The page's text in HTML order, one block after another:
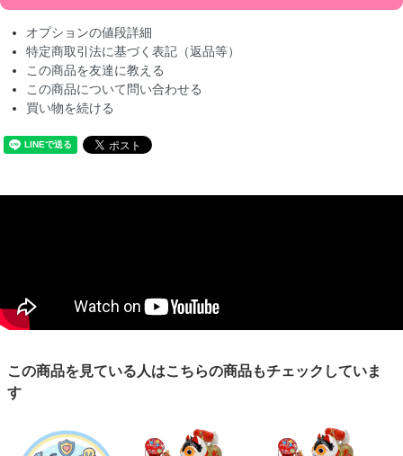
オプションの値段詳細
特定商取引法に基づく表記（返品等）
この商品を友達に教える
この商品について問い合わせる
買い物を続ける
この商品を見ている人はこちらの商品もチェックしていま
す